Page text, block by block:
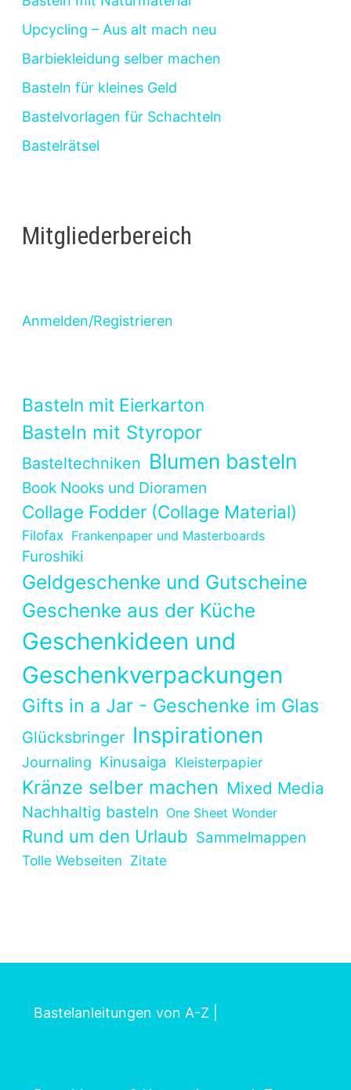
Upcycling – Aus alt mach neu
Barbiekleidung selber machen
Basteln für kleines Geld
Bastelvorlagen für Schachteln
Bastelrätsel
Mitgliederbereich
Anmelden/Registrieren
Basteln mit Eierkarton
Basteln mit Styropor
Basteltechniken Blumen basteln
Book Nooks und Dioramen
Collage Fodder (Collage Material)
Filofax Frankenpaper und Masterboards
Furoshiki
Geldgeschenke und Gutscheine
Geschenke aus der Küche
Geschenkideen und
Geschenkverpackungen
Gifts in a Jar - Geschenke im Glas
Glücksbringer Inspirationen
Journaling Kinusaiga Kleisterpapier
Kränze selber machen Mixed Media
Nachhaltig basteln One Sheet Wonder
Rund um den Urlaub Sammelmappen
Tolle Webseiten Zitate
Bastelanleitungen von A-Z|